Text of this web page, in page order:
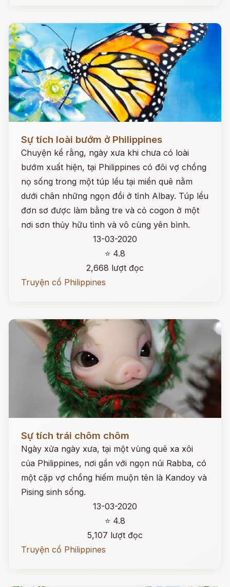
Sự tích loài bướm ở Philippines
Chuyện kể rằng, ngày xưa khi chưa có loài
bướm xuất hiện, tại Philippines có đôi vợ chồng
nọ sống trong một túp lều tại miền quê nằm
dưới chân những ngọn đồi ở tỉnh Albay. Túp lều
đơn sơ được làm bằng tre và cỏ cogon ở một
nơi sơn thủy hữu tình và vô cùng yên bình.
13-03-2020
⭐ 4.8
2,668 lượt đọc
Truyện cổ Philippines
Sự tích trái chôm chôm
Ngày xửa ngày xưa, tại một vùng quê xa xôi
của Philippines, nơi gần với ngọn núi Rabba, có
một cặp vợ chồng hiếm muộn tên là Kandoy và
Pising sinh sống.
13-03-2020
⭐ 4.8
5,107 lượt đọc
Truyện cổ Philippines